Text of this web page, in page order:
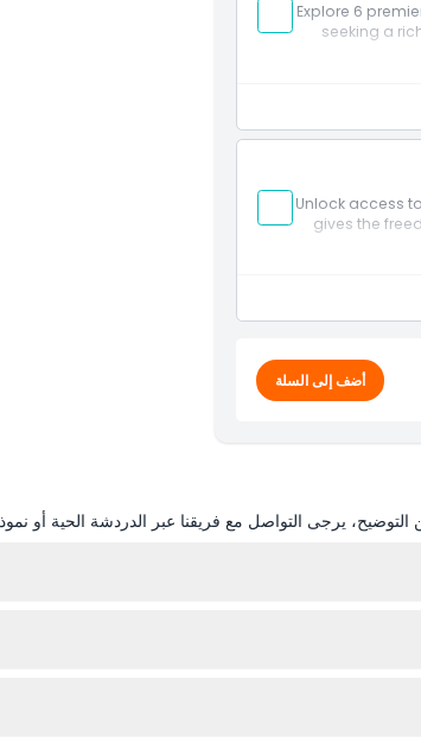
Explore 6
seeking a
Unlock access
gives the
أضف إلى السلة
يرجى التواصل مع فريقنا عبر الدردشة الحية أو